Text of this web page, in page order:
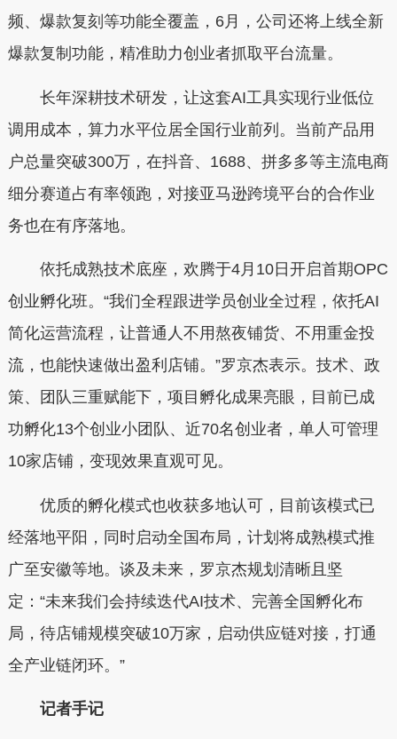
频、爆款复刻等功能全覆盖，6月，公司还将上线全新
爆款复制功能，精准助力创业者抓取平台流量。
长年深耕技术研发，让这套AI工具实现行业低位
调用成本，算力水平位居全国行业前列。当前产品用
户总量突破300万，在抖音、1688、拼多多等主流电商
细分赛道占有率领跑，对接亚马逊跨境平台的合作业
务也在有序落地。
依托成熟技术底座，欢腾于4月10日开启首期OPC
创业孵化班。“我们全程跟进学员创业全过程，依托AI
简化运营流程，让普通人不用熬夜铺货、不用重金投
流，也能快速做出盈利店铺。”罗京杰表示。技术、政
策、团队三重赋能下，项目孵化成果亮眼，目前已成
功孵化13个创业小团队、近70名创业者，单人可管理
10家店铺，变现效果直观可见。
优质的孵化模式也收获多地认可，目前该模式已
经落地平阳，同时启动全国布局，计划将成熟模式推
广至安徽等地。谈及未来，罗京杰规划清晰且坚
定：“未来我们会持续迭代AI技术、完善全国孵化布
局，待店铺规模突破10万家，启动供应链对接，打通
全产业链闭环。”
记者手记